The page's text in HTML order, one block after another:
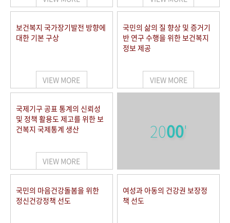
보건복지 국가장기발전 방향에
대한 기본 구상
VIEW MORE
국민의 삶의 질 향상 및 증거기
반 연구 수행을 위한 보건복지
정보 제공
VIEW MORE
국제기구 공표 통계의 신뢰성
및 정책 활용도 제고를 위한 보
건복지 국제통계 생산
VIEW MORE
2000'
국민의 마음건강돌봄을 위한
정신건강정책 선도
여성과 아동의 건강권 보장정
책 선도